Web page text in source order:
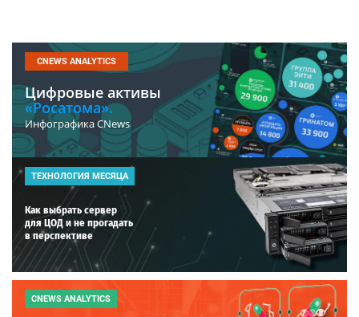
CNEWS ANALYTICS
Цифровые активы
«Росатома».
Инфографика CNews
ТЕХНОЛОГИЯ МЕСЯЦА
Как выбрать сервер
для ЦОД и не прогадать
в перспективе
CNEWS ANALYTICS